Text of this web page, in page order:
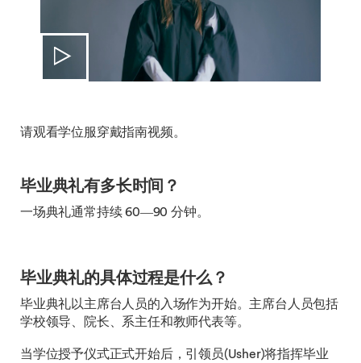
请观看学位服穿戴指南视频。
毕业典礼有多长时间？
一场典礼通常持续 60—90 分钟。
毕业典礼的具体过程是什么？
毕业典礼以主席台人员的入场作为开始。主席台人员包括
学校领导、院长、系主任和教师代表等。
当学位授予仪式正式开始后，引领员(Usher)将指挥毕业